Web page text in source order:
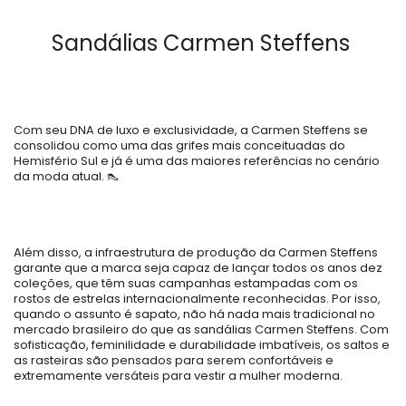
Sandálias Carmen Steffens
Com seu DNA de luxo e exclusividade, a Carmen Steffens se
consolidou como uma das grifes mais conceituadas do
Hemisfério Sul e já é uma das maiores referências no cenário
da moda atual. 👠
Além disso, a infraestrutura de produção da Carmen Steffens
garante que a marca seja capaz de lançar todos os anos dez
coleções, que têm suas campanhas estampadas com os
rostos de estrelas internacionalmente reconhecidas. Por isso,
quando o assunto é sapato, não há nada mais tradicional no
mercado brasileiro do que as sandálias Carmen Steffens. Com
sofisticação, feminilidade e durabilidade imbatíveis, os saltos e
as rasteiras são pensados para serem confortáveis e
extremamente versáteis para vestir a mulher moderna.